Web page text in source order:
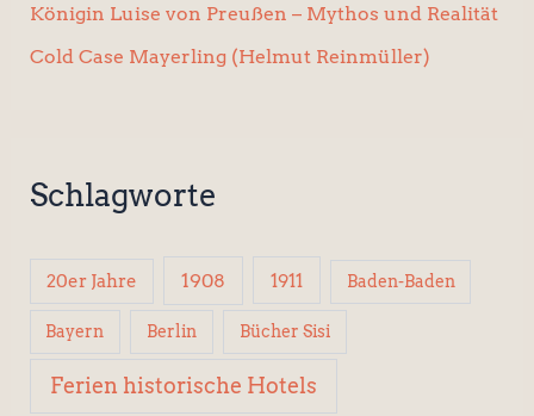
Königin Luise von Preußen – Mythos und Realität
Cold Case Mayerling (Helmut Reinmüller)
Schlagworte
20er Jahre 1908 1911 Baden-Baden
Bayern Berlin Bücher Sisi
Ferien historische Hotels